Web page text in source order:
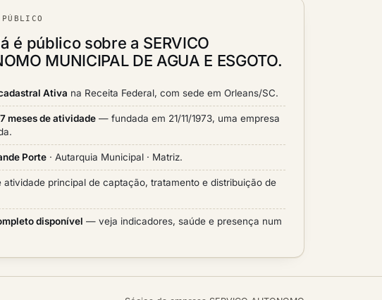
PÚBLICO
é público sobre a SERVICO
MUNICIPAL DE AGUA E ESGOTO.
Ativa na Receita Federal, com sede em Orleans/SC.
meses de atividade — fundada em 21/11/1973, uma empresa
Porte · Autarquia Municipal · Matriz.
atividade principal de captação, tratamento e distribuição de
disponível — veja indicadores, saúde e presença num